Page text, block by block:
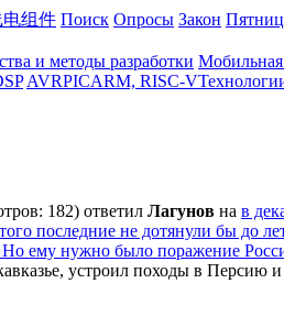
组件 Поиск Опросы Закон
и методы разработки Мобильная
AVRPICARM, RISC-V
182) ответил Лaгyнoв на в
последние не дотянули бы до
ему нужно было поражение
устроил походы в Персию